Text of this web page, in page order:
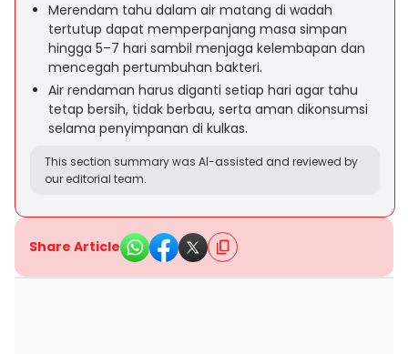
Merendam tahu dalam air matang di wadah
tertutup dapat memperpanjang masa simpan
hingga 5–7 hari sambil menjaga kelembapan dan
mencegah pertumbuhan bakteri.
Air rendaman harus diganti setiap hari agar tahu
tetap bersih, tidak berbau, serta aman dikonsumsi
selama penyimpanan di kulkas.
This section summary was AI-assisted and reviewed by
our editorial team.
Share Article